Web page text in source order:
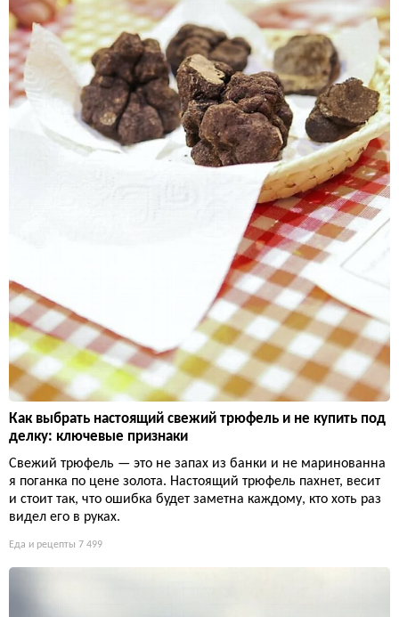
Как выбрать настоящий свежий трюфель и не купить под
делку: ключевые признаки
Свежий трюфель — это не запах из банки и не маринованна
я поганка по цене золота. Настоящий трюфель пахнет, весит
и стоит так, что ошибка будет заметна каждому, кто хоть раз
видел его в руках.
Еда и рецепты 7 499